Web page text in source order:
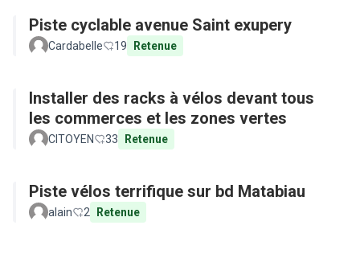
Piste cyclable avenue Saint exupery
Cardabelle 19 Retenue
Installer des racks à vélos devant tous
les commerces et les zones vertes
CITOYEN 33 Retenue
Piste vélos terrifique sur bd Matabiau
alain 2 Retenue